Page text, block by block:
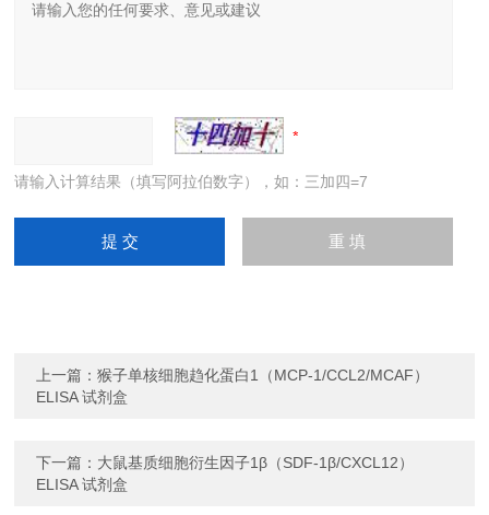
请输入计算结果（填写阿拉伯数字），如：三加四=7
上一篇：猴子单核细胞趋化蛋白1（MCP-1/CCL2/MCAF）
ELISA 试剂盒
下一篇： 大鼠基质细胞衍生因子1β（SDF-1β/CXCL12）
ELISA 试剂盒